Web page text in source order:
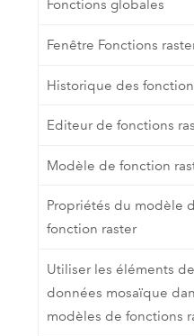
Créer des
Fonctions globales
Fenêtre Fonctions
Historique des
Editeur de fonctions
Modèle de fonction
Propriétés du modèle
fonction raster
Utiliser les éléments
données mosaïque
modèles de fonctions